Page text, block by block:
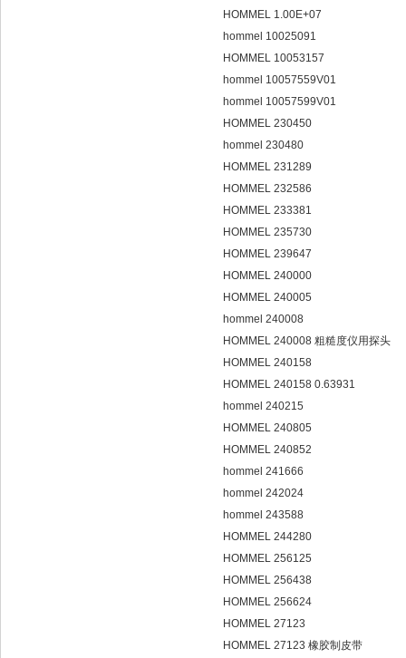
HOMMEL 1.00E+07
hommel 10025091
HOMMEL 10053157
hommel 10057559V01
hommel 10057599V01
HOMMEL 230450
hommel 230480
HOMMEL 231289
HOMMEL 232586
HOMMEL 233381
HOMMEL 235730
HOMMEL 239647
HOMMEL 240000
HOMMEL 240005
hommel 240008
HOMMEL 240008 粗糙度仪用探头
HOMMEL 240158
HOMMEL 240158 0.63931
hommel 240215
HOMMEL 240805
HOMMEL 240852
hommel 241666
hommel 242024
hommel 243588
HOMMEL 244280
HOMMEL 256125
HOMMEL 256438
HOMMEL 256624
HOMMEL 27123
HOMMEL 27123 橡胶制皮带